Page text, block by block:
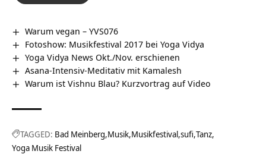
Warum vegan – YVS076
Fotoshow: Musikfestival 2017 bei Yoga Vidya
Yoga Vidya News Okt./Nov. erschienen
Asana-Intensiv-Meditativ mit Kamalesh
Warum ist Vishnu Blau? Kurzvortrag auf Video
TAGGED: Bad Meinberg Musik Musikfestival sufi Tanz
Yoga Musik Festival